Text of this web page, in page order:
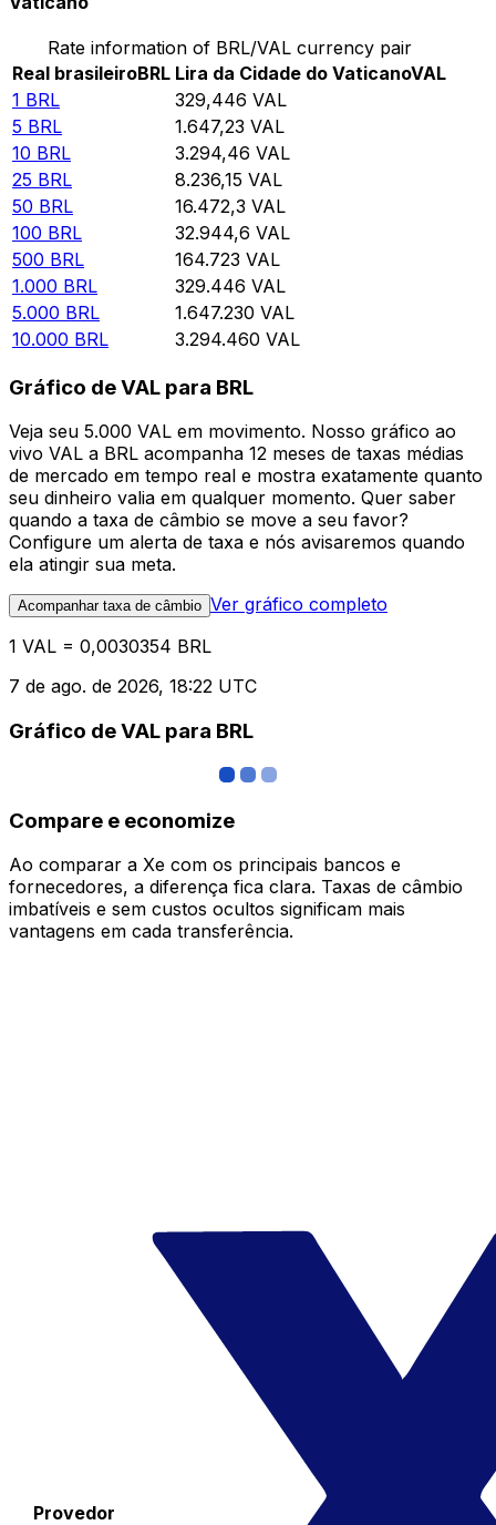
Rate information of BRL/VAL currency pair
Real brasileiroBRL Lira da Cidade do VaticanoVAL
1 BRL 329,446 VAL
5 BRL 1.647,23 VAL
10 BRL 3.294,46 VAL
25 BRL 8.236,15 VAL
50 BRL 16.472,3 VAL
100 BRL 32.944,6 VAL
500 BRL 164.723 VAL
1.000 BRL 329.446 VAL
5.000 BRL 1.647.230 VAL
10.000 BRL 3.294.460 VAL
Gráfico de VAL para BRL
Veja seu 5.000 VAL em movimento. Nosso gráfico ao
vivo VAL a BRL acompanha 12 meses de taxas médias
de mercado em tempo real e mostra exatamente quanto
seu dinheiro valia em qualquer momento. Quer saber
quando a taxa de câmbio se move a seu favor?
Configure um alerta de taxa e nós avisaremos quando
ela atingir sua meta.
Acompanhar taxa de câmbio Ver gráfico completo
1 VAL = 0,0030354 BRL
7 de ago. de 2026, 18:22 UTC
Gráfico de VAL para BRL
Compare e economize
Ao comparar a Xe com os principais bancos e
fornecedores, a diferença fica clara. Taxas de câmbio
imbatíveis e sem custos ocultos significam mais
vantagens em cada transferência.
Provedor